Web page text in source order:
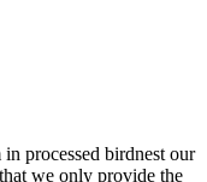
processed birdnest our
we only provide the